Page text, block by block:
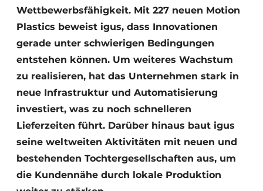
Wettbewerbsfähigkeit. Mit 227 neuen Motion
Plastics beweist igus, dass Innovationen
gerade unter schwierigen Bedingungen
entstehen können. Um weiteres Wachstum
zu realisieren, hat das Unternehmen stark in
neue Infrastruktur und Automatisierung
investiert, was zu noch schnelleren
Lieferzeiten führt. Darüber hinaus baut igus
seine weltweiten Aktivitäten mit neuen und
bestehenden Tochtergesellschaften aus, um
die Kundennähe durch lokale Produktion